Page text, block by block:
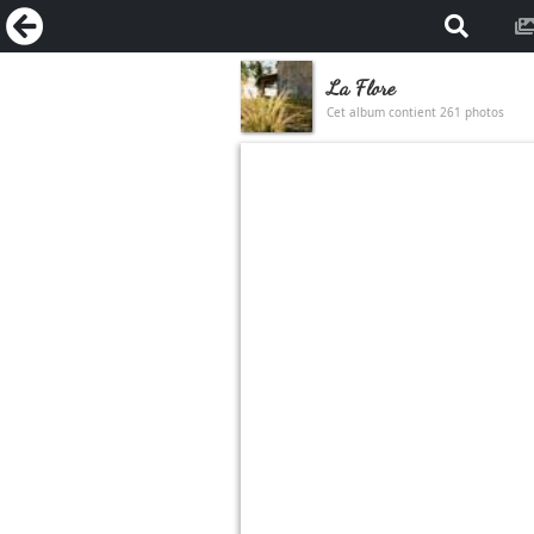
La Flore
Cet album contient 261 photos